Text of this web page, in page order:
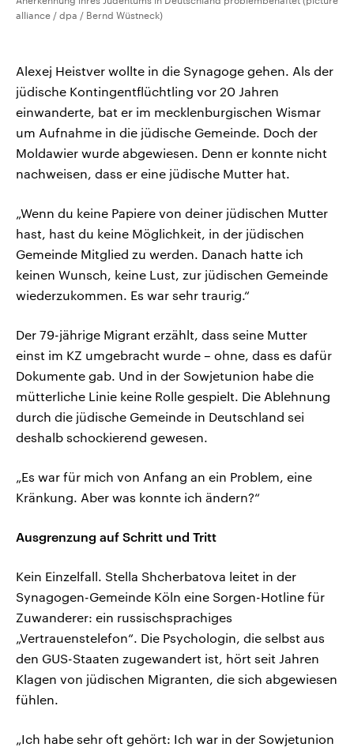
alliance / dpa / Bernd Wüstneck)
Alexej Heistver wollte in die Synagoge gehen. Als der
jüdische Kontingentflüchtling vor 20 Jahren
einwanderte, bat er im mecklenburgischen Wismar
um Aufnahme in die jüdische Gemeinde. Doch der
Moldawier wurde abgewiesen. Denn er konnte nicht
nachweisen, dass er eine jüdische Mutter hat.
„Wenn du keine Papiere von deiner jüdischen Mutter
hast, hast du keine Möglichkeit, in der jüdischen
Gemeinde Mitglied zu werden. Danach hatte ich
keinen Wunsch, keine Lust, zur jüdischen Gemeinde
wiederzukommen. Es war sehr traurig.“
Der 79-jährige Migrant erzählt, dass seine Mutter
einst im KZ umgebracht wurde – ohne, dass es dafür
Dokumente gab. Und in der Sowjetunion habe die
mütterliche Linie keine Rolle gespielt. Die Ablehnung
durch die jüdische Gemeinde in Deutschland sei
deshalb schockierend gewesen.
„Es war für mich von Anfang an ein Problem, eine
Kränkung. Aber was konnte ich ändern?“
Ausgrenzung auf Schritt und Tritt
Kein Einzelfall. Stella Shcherbatova leitet in der
Synagogen-Gemeinde Köln eine Sorgen-Hotline für
Zuwanderer: ein russischsprachiges
„Vertrauenstelefon“. Die Psychologin, die selbst aus
den GUS-Staaten zugewandert ist, hört seit Jahren
Klagen von jüdischen Migranten, die sich abgewiesen
fühlen.
„Ich habe sehr oft gehört: Ich war in der Sowjetunion